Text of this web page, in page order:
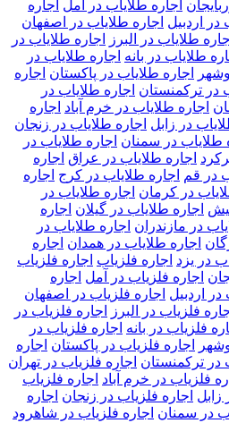
اجاره طلایاب در آمل اجاره
در اردبیل اجاره طلایاب در اصفهان
طلایاب در البرز اجاره طلایاب در
طلایاب در بانه اجاره طلایاب در
اجاره طلایاب در پاکستان اجاره
در ترکمنستان اجاره طلایاب در
اجاره طلایاب در خرم آباد اجاره
در زابل اجاره طلایاب در زنجان
طلایاب در سمنان اجاره طلایاب در
اجاره طلایاب در عراق اجاره
در قم اجاره طلایاب در کرج اجاره
در کرمان اجاره طلایاب در
اجاره طلایاب در گیلان اجاره
در مازندران اجاره طلایاب در
اجاره طلایاب در همدان اجاره
در یزد اجاره فلزیاب اجاره فلزیاب
اجاره فلزیاب در آمل اجاره
در اردبیل اجاره فلزیاب در اصفهان
فلزیاب در البرز اجاره فلزیاب در
فلزیاب در بانه اجاره فلزیاب در
اجاره فلزیاب در پاکستان اجاره
در ترکمنستان اجاره فلزیاب در تهران
فلزیاب در خرم آباد اجاره فلزیاب
زابل اجاره فلزیاب در زنجان اجاره
در سمنان اجاره فلزیاب در شاهرود